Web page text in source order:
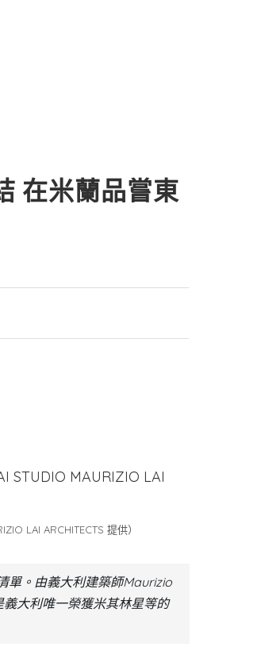
在米蘭品嘗東
LAI ARCHITECTS 提供）
單。由義大利建築師Maurizio
大利唯一榮獲米其林星等的